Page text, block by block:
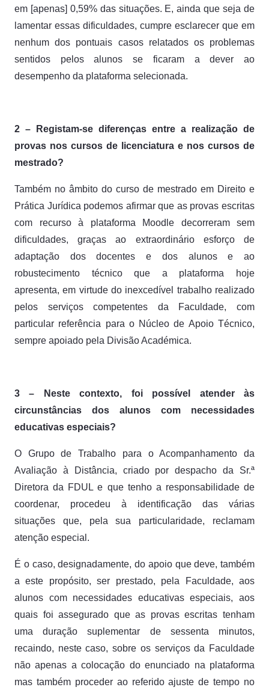
em [apenas] 0,59% das situações. E, ainda que seja de
lamentar essas dificuldades, cumpre esclarecer que em
nenhum dos pontuais casos relatados os problemas
sentidos pelos alunos se ficaram a dever ao
desempenho da plataforma selecionada.
2 – Registam-se diferenças entre a realização de
provas nos cursos de licenciatura e nos cursos de
mestrado?
Também no âmbito do curso de mestrado em Direito e
Prática Jurídica podemos afirmar que as provas escritas
com recurso à plataforma Moodle decorreram sem
dificuldades, graças ao extraordinário esforço de
adaptação dos docentes e dos alunos e ao
robustecimento técnico que a plataforma hoje
apresenta, em virtude do inexcedível trabalho realizado
pelos serviços competentes da Faculdade, com
particular referência para o Núcleo de Apoio Técnico,
sempre apoiado pela Divisão Académica.
3 – Neste contexto, foi possível atender às
circunstâncias dos alunos com necessidades
educativas especiais?
O Grupo de Trabalho para o Acompanhamento da
Avaliação à Distância, criado por despacho da Sr.ª
Diretora da FDUL e que tenho a responsabilidade de
coordenar, procedeu à identificação das várias
situações que, pela sua particularidade, reclamam
atenção especial.
É o caso, designadamente, do apoio que deve, também
a este propósito, ser prestado, pela Faculdade, aos
alunos com necessidades educativas especiais, aos
quais foi assegurado que as provas escritas tenham
uma duração suplementar de sessenta minutos,
recaindo, neste caso, sobre os serviços da Faculdade
não apenas a colocação do enunciado na plataforma
mas também proceder ao referido ajuste de tempo no